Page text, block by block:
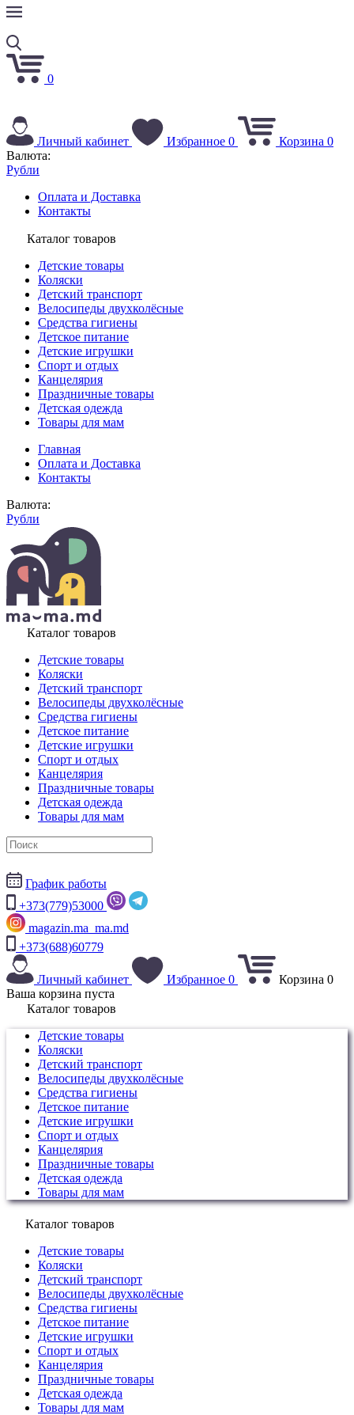
0
Личный кабинет Избранное 0 Корзина 0
Валюта:
Рубли
Оплата и Доставка
Контакты
Каталог товаров
Детские товары
Коляски
Детский транспорт
Велосипеды двухколёсные
Средства гигиены
Детское питание
Детские игрушки
Спорт и отдых
Канцелярия
Праздничные товары
Детская одежда
Товары для мам
Главная
Оплата и Доставка
Контакты
Валюта:
Рубли
Каталог товаров
Детские товары
Коляски
Детский транспорт
Велосипеды двухколёсные
Средства гигиены
Детское питание
Детские игрушки
Спорт и отдых
Канцелярия
Праздничные товары
Детская одежда
Товары для мам
График работы
+373(779)53000
magazin.ma_ma.md
+373(688)60779
Личный кабинет Избранное 0 Корзина 0
Ваша корзина пуста
Каталог товаров
Детские товары
Коляски
Детский транспорт
Велосипеды двухколёсные
Средства гигиены
Детское питание
Детские игрушки
Спорт и отдых
Канцелярия
Праздничные товары
Детская одежда
Товары для мам
Каталог товаров
Детские товары
Коляски
Детский транспорт
Велосипеды двухколёсные
Средства гигиены
Детское питание
Детские игрушки
Спорт и отдых
Канцелярия
Праздничные товары
Детская одежда
Товары для мам